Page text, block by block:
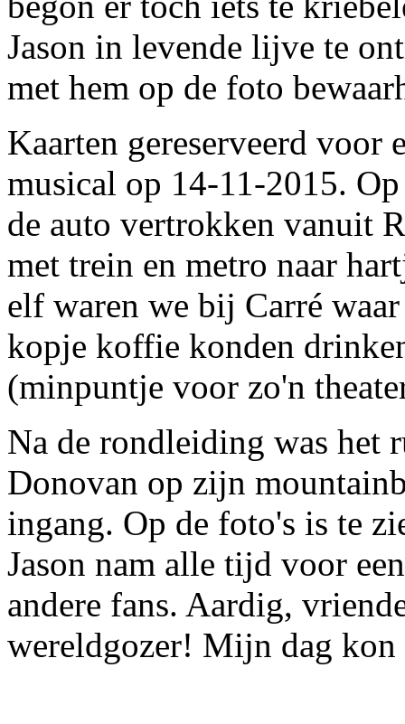
Jason in levende lijve te
met hem op de foto
Kaarten gereserveerd
musical op 14-11-2015.
de auto vertrokken vanuit
met trein en metro naar
elf waren we bij Carré
kopje koffie konden
(minpuntje voor zo'n
Na de rondleiding was het
Donovan op zijn
ingang. Op de foto's is te
Jason nam alle tijd voor
andere fans. Aardig,
wereldgozer! Mijn dag kon